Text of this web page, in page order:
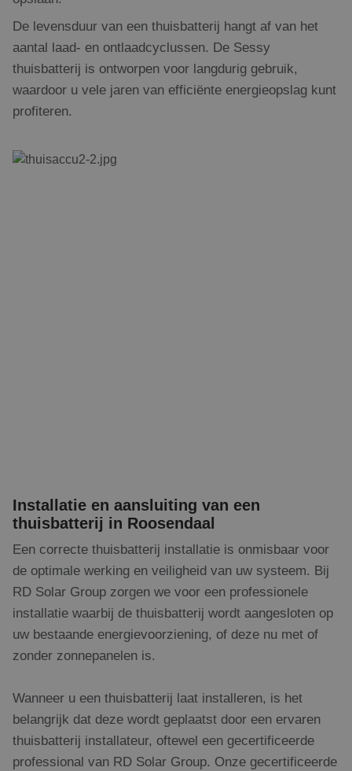
De levensduur van een thuisbatterij hangt af van het
aantal laad- en ontlaadcyclussen. De Sessy
thuisbatterij is ontworpen voor langdurig gebruik,
waardoor u vele jaren van efficiënte energieopslag kunt
profiteren.
Installatie en aansluiting van een
thuisbatterij in Roosendaal
Een correcte thuisbatterij installatie is onmisbaar voor
de optimale werking en veiligheid van uw systeem. Bij
RD Solar Group zorgen we voor een professionele
installatie waarbij de thuisbatterij wordt aangesloten op
uw bestaande energievoorziening, of deze nu met of
zonder zonnepanelen is.
Wanneer u een thuisbatterij laat installeren, is het
belangrijk dat deze wordt geplaatst door een ervaren
thuisbatterij installateur, oftewel een gecertificeerde
professional van RD Solar Group. Onze gecertificeerde